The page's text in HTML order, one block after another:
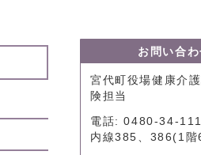
お問い合わ
宮代町役場健康介
険担当
電話: 0480-34-
内線385、386(1階